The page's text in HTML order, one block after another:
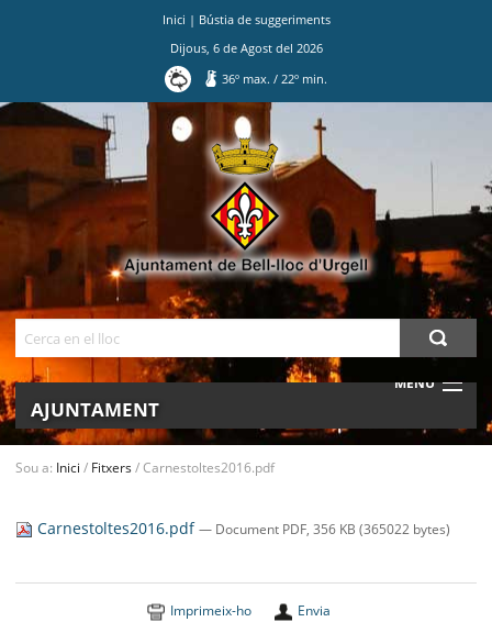
Inici | Bústia de suggeriments
Dijous, 6de Agostdel 2026
36º max./ 22º min.
MENU
AJUNTAMENT
Sou a: Inici / Fitxers/Carnestoltes2016.pdf
Carnestoltes2016.pdf— Document PDF, 356 KB (365022 bytes)
Imprimeix-ho Envia